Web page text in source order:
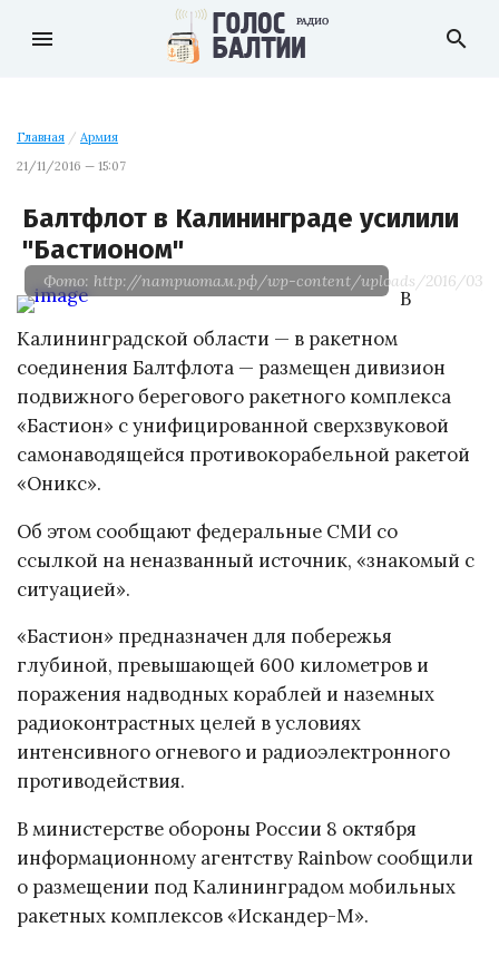
menu search
Главная / Армия
21/11/2016 — 15:07
Балтфлот в Калининграде усилили
"Бастионом"
Фото: http://патриотам.рф/wp-content/uploads/2016/03/
В
Калининградской области — в ракетном
соединения Балтфлота — размещен дивизион
подвижного берегового ракетного комплекса
«Бастион» с унифицированной сверхзвуковой
самонаводящейся противокорабельной ракетой
«Оникс».
Об этом сообщают федеральные СМИ со
ссылкой на неназванный источник, «знакомый с
ситуацией».
«Бастион» предназначен для побережья
глубиной, превышающей 600 километров и
поражения надводных кораблей и наземных
радиоконтрастных целей в условиях
интенсивного огневого и радиоэлектронного
противодействия.
В министерстве обороны России 8 октября
информационному агентству Rainbow сообщили
о размещении под Калининградом мобильных
ракетных комплексов «Искандер-М».